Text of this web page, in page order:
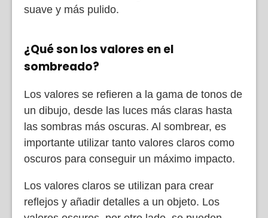
suave y más pulido.
¿Qué son los valores en el
sombreado?
Los valores se refieren a la gama de tonos de
un dibujo, desde las luces más claras hasta
las sombras más oscuras. Al sombrear, es
importante utilizar tanto valores claros como
oscuros para conseguir un máximo impacto.
Los valores claros se utilizan para crear
reflejos y añadir detalles a un objeto. Los